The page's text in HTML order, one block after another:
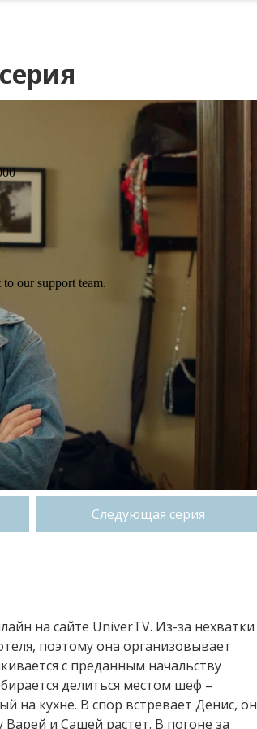
Следующая серия
на сайте UniverTV. Из-за нехватки
поэтому она организовывает
с преданным начальству
делиться местом шеф –
на кухне. В спор встревает Денис, он
и Сашей растет. В погоне за